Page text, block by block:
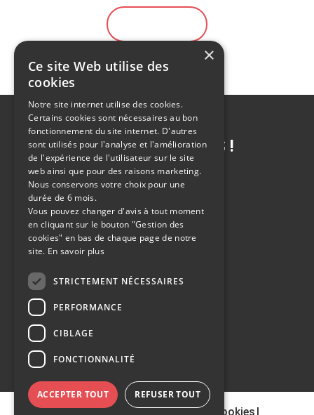
CONTACTEZ-NOUS !
POSER UNE QUESTION
ESTIMER SA VOITURE
ESSAYER UN VÉHICULE
Mentions légales|Gestion des cookies |
×
Ce site Web utilise des
cookies
Notre site internet utilise des cookies.
Certains cookies sont nécessaires au bon
fonctionnement du site internet. D'autres
sont utilisés pour l'analyse et l'amélioration
de l'expérience de l'utilisateur sur le site
web ainsi que pour des raisons marketing.
Nous conservons votre choix pour une
durée de 6 mois.
Vous pouvez changer d'avis à tout moment
en cliquant sur le bouton "Gestion des
cookies" en bas de chaque page de notre
site. En savoir plus
STRICTEMENT NÉCESSAIRES
PERFORMANCE
CIBLAGE
FONCTIONNALITÉ
ACCEPTER TOUT REFUSER TOUT